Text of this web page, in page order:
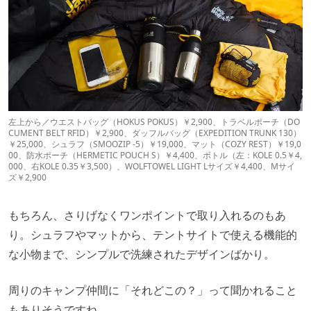
左上から／ウエストバッグ（HOKUS POKUS）￥2,900、トラベルポーチ（DO
CUMENT BELT RFID）￥2,900、ダッフルバッグ（EXPEDITION TRUNK 130）
￥25,000、シュラフ（SMOOZIP -5）￥19,000、マット（COZY REST）￥19,0
00、防水ポーチ（HERMETIC POUCH S）￥4,400、ボトル（左：KOLE 0.5￥4,
000、右KOLE 0.35￥3,500）、WOLFTOWEL LIGHT Lサイズ￥4,400、Mサイ
ズ￥2,900
もちろん、さりげなくワンポイントで取り入れるのもあ
り。シュラフやマットから、テントサイトで使える機能的
な小物まで、シンプルで洗練されたデザインばかり。
周りのキャンプ仲間に「それどこの？」って聞かれること